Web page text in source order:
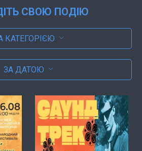
СВОЮ ПОДІЮ
КАТЕГОРІЄЮ
ЗА ДАТОЮ